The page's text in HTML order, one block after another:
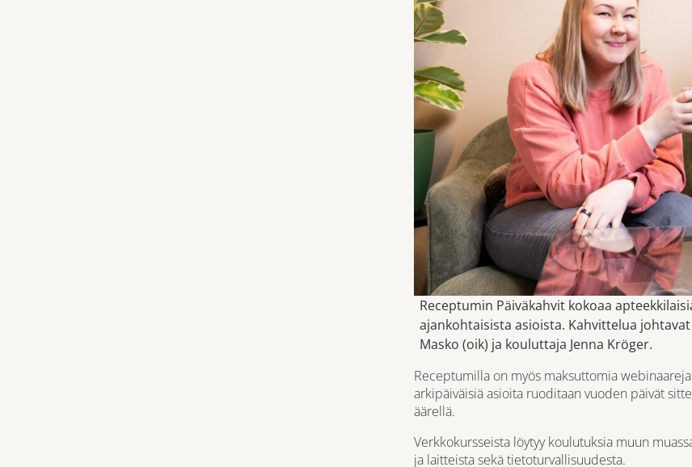
Receptumin Päiväkahvit kokoaa
ajankohtaisista asioista. Kahvittelua
Masko (oik) ja kouluttaja Jenna Kröger.
Receptumilla on myös maksuttomia
arkipäiväisiä asioita ruoditaan vuoden päivät
äärellä.
Verkkokursseista löytyy koulutuksia muun
ja laitteista sekä tietoturvallisuudesta.